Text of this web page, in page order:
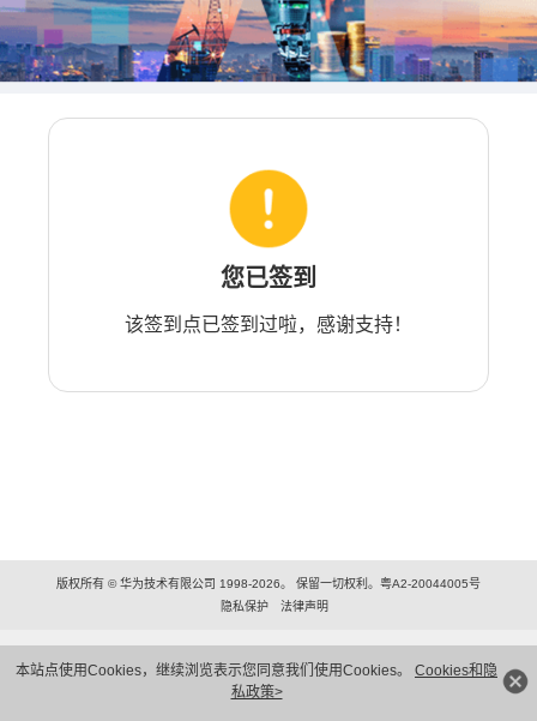
本站点使用Cookies，继续浏览表示您同意我们使用Cookies。 Cookies和隐
私政策>
您已签到
该签到点已签到过啦，感谢支持！
版权所有 © 华为技术有限公司 1998-2026。 保留一切权利。粤A2-20044005号
隐私保护
法律声明